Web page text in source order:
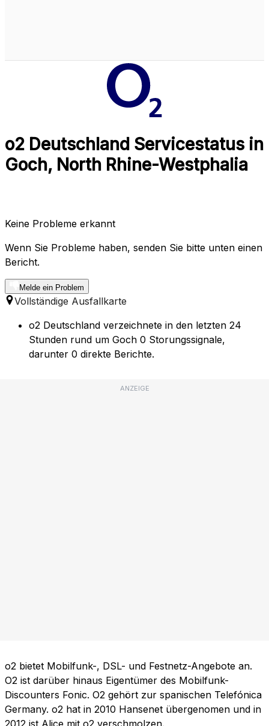
o2 Deutschland Servicestatus in
Goch, North Rhine-Westphalia
Keine Probleme erkannt
Wenn Sie Probleme haben, senden Sie bitte unten einen
Bericht.
Melde ein Problem
Vollständige Ausfallkarte
o2 Deutschland verzeichnete in den letzten 24
Stunden rund um Goch 0 Storungssignale,
darunter 0 direkte Berichte.
ANZEIGE
o2 bietet Mobilfunk-, DSL- und Festnetz-Angebote an.
O2 ist darüber hinaus Eigentümer des Mobilfunk-
Discounters Fonic. O2 gehört zur spanischen Telefónica
Germany. o2 hat in 2010 Hansenet übergenomen und in